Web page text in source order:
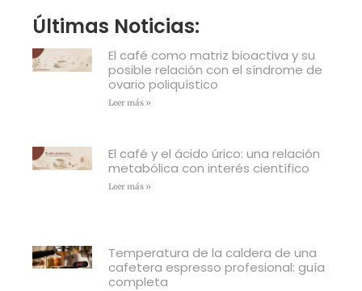
Últimas Noticias:
El café como matriz bioactiva y su
posible relación con el síndrome de
ovario poliquístico
Leer más »
El café y el ácido úrico: una relación
metabólica con interés científico
Leer más »
Temperatura de la caldera de una
cafetera espresso profesional: guía
completa